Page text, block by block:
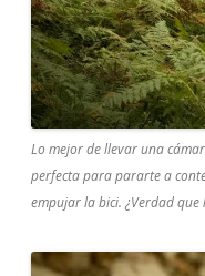
Lo mejor de llevar una
perfecta para pararte a
empujar la bici. ¿Verdad que